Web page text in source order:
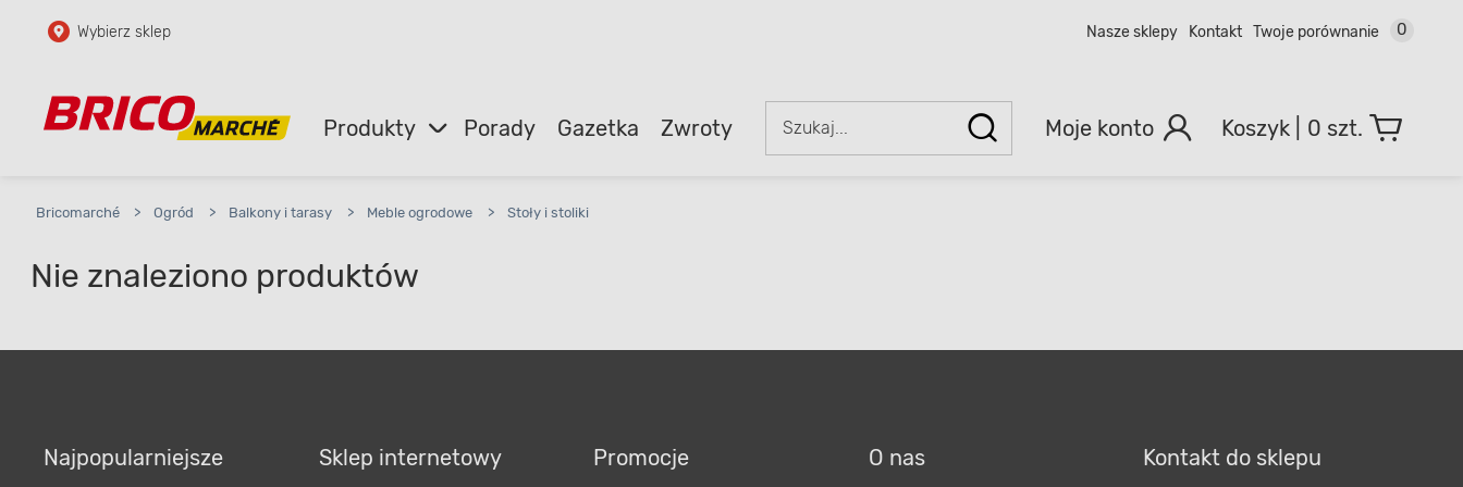
Przejdź do głównej zawartości
Przejdź do wyszukiwarki
Wybierz sklep Nasze sklepy Kontakt Twoje porównanie 0
Produkty Porady Gazetka Zwroty Moje konto 0 szt.
Bricomarché > Ogród > Balkony i tarasy > Meble ogrodowe > Stoły i stoliki
Nie znaleziono produktów
Najpopularniejsze Sklep internetowy Promocje O nas Kontakt do sklepu